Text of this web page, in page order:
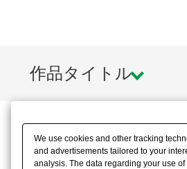
作品タイトル
We use cookies and other tracking
and advertisements tailored to your
analysis. The data regarding your use